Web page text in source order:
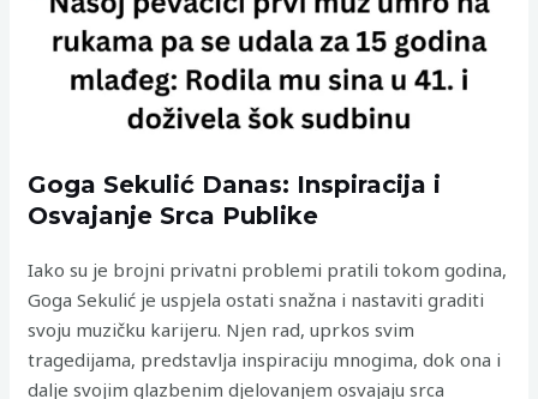
Goga Sekulić Danas: Inspiracija i
Osvajanje Srca Publike
Iako su je brojni privatni problemi pratili tokom godina,
Goga Sekulić je uspjela ostati snažna i nastaviti graditi
svoju muzičku karijeru. Njen rad, uprkos svim
tragedijama, predstavlja inspiraciju mnogima, dok ona i
dalje svojim glazbenim djelovanjem osvajaju srca